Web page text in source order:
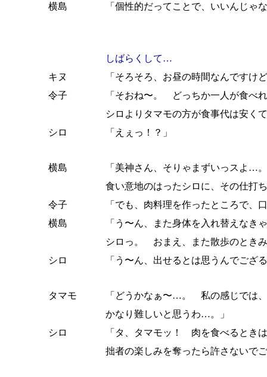
横島
「個性的だってことで、いいんじゃ
しばらくして…
キヌ
「そろそろ、お昼の時間なんです
令子
「そおね〜。 どっちか一人が食べ
シロよりタマモの方が食事代は安く
シロ
「えぇっ！？」
横島
「美神さん、そりゃまずいっスよ…
食い意地のはったシロに、その仕打
令子
「でも、肉料理を作ったところで、
横島
「う〜ん、また身体を入れ替えなき
シロっ。 おまえ、また散歩のとき
シロ
「う〜ん、出せるとは思うんでござ
タマモ
「どうかなぁ〜…。 私の感じでは
かなり難しいと思うわ…。」
シロ
「タ、タマモッ！ 肉を食べるとき
拙者の楽しみを奪ったら許さないで